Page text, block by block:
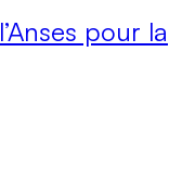
pour la